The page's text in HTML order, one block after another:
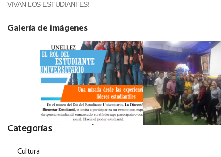
VIVAN LOS ESTUDIANTES!
Galería de imágenes
Categorías
Cultura